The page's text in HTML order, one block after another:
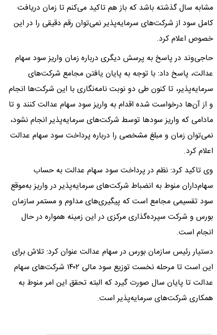
مشابه سال گذشته باشد که باز هم تاکید می‌کنم تا زمان دریافت
کامل سود از شرکت‌های سرمایه‌پذیر نمی‌توان رقم دقیقی را در این
خصوص اعلام کرد.
حاجی‌وند در پاسخ به پرسش دیگری درباره زمان واریز سود سهام
عدالت، پاسخ داد: با توجه به پایان یافتن مجامع شرکت‌های
سرمایه‌پذیر، تا کنون طی دو نوبت نامه‌نگاری با این شرکت‌ها انجام
و از آن‌ها درخواست شده اقدام به واریز سود سهام عدالت کنند و تا
مادامی که واریز سودها توسط شرکت‌های سرمایه‌پذیر انجام نشود،
نمی‌توان زمان و مبلغ مشخصی را درباره پرداخت سود سهام عدالت
اعلام کرد.
وی تاکید کرد: نظم در پرداخت سود سهام عدالت به حساب
سهام‌داران منوط به انضباط شرکت‌های سرمایه‌پذیر در واریز به‌موقع
سود تقسیمی مجامع است که پیگیری‌های مداوم و مستمر سازمان
بورس و شرکت سپرده‌گذاری مرکزی در این زمینه همواره در حال
انجام است.
دستیار رئیس سازمان بورس در سهام عدالت عنوان کرد: تلاش برای
این است تا مرحله نخست توزیع سود مالی ۱۴۰۲ شرکت‌های سهام
عدالت تا پایان سال صورت گیرد که البته تحقق این امر منوط به
همکاری شرکت‌های سرمایه‌پذیر است.